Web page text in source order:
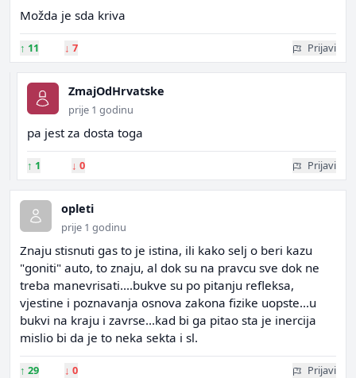
Možda je sda kriva
↑ 11 ↓ 7 Prijavi
ZmajOdHrvatske
prije 1 godinu
pa jest za dosta toga
↑ 1 ↓ 0 Prijavi
opleti
prije 1 godinu
Znaju stisnuti gas to je istina, ili kako selj o beri kazu
"goniti" auto, to znaju, al dok su na pravcu sve dok ne
treba manevrisati....bukve su po pitanju refleksa,
vjestine i poznavanja osnova zakona fizike uopste...u
bukvi na kraju i zavrse...kad bi ga pitao sta je inercija
mislio bi da je to neka sekta i sl.
↑ 29 ↓ 0 Prijavi